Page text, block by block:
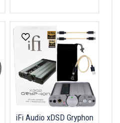
iFi Audio xDSD Gryphon